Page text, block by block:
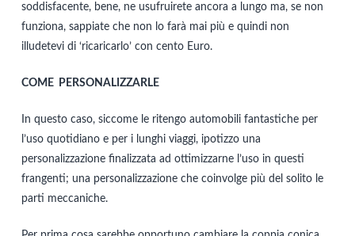
soddisfacente, bene, ne usufruirete ancora a lungo ma, se non
funziona, sappiate che non lo farà mai più e quindi non
illudetevi di ‘ricaricarlo’ con cento Euro.
COME PERSONALIZZARLE
In questo caso, siccome le ritengo automobili fantastiche per
l’uso quotidiano e per i lunghi viaggi, ipotizzo una
personalizzazione finalizzata ad ottimizzarne l’uso in questi
frangenti; una personalizzazione che coinvolge più del solito le
parti meccaniche.